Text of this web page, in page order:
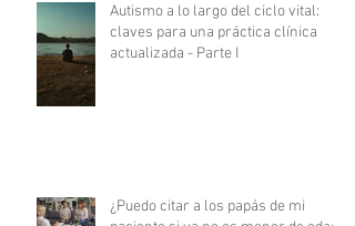
Autismo a lo largo del ciclo vital:
claves para una práctica clínica
actualizada - Parte I
¿Puedo citar a los papás de mi